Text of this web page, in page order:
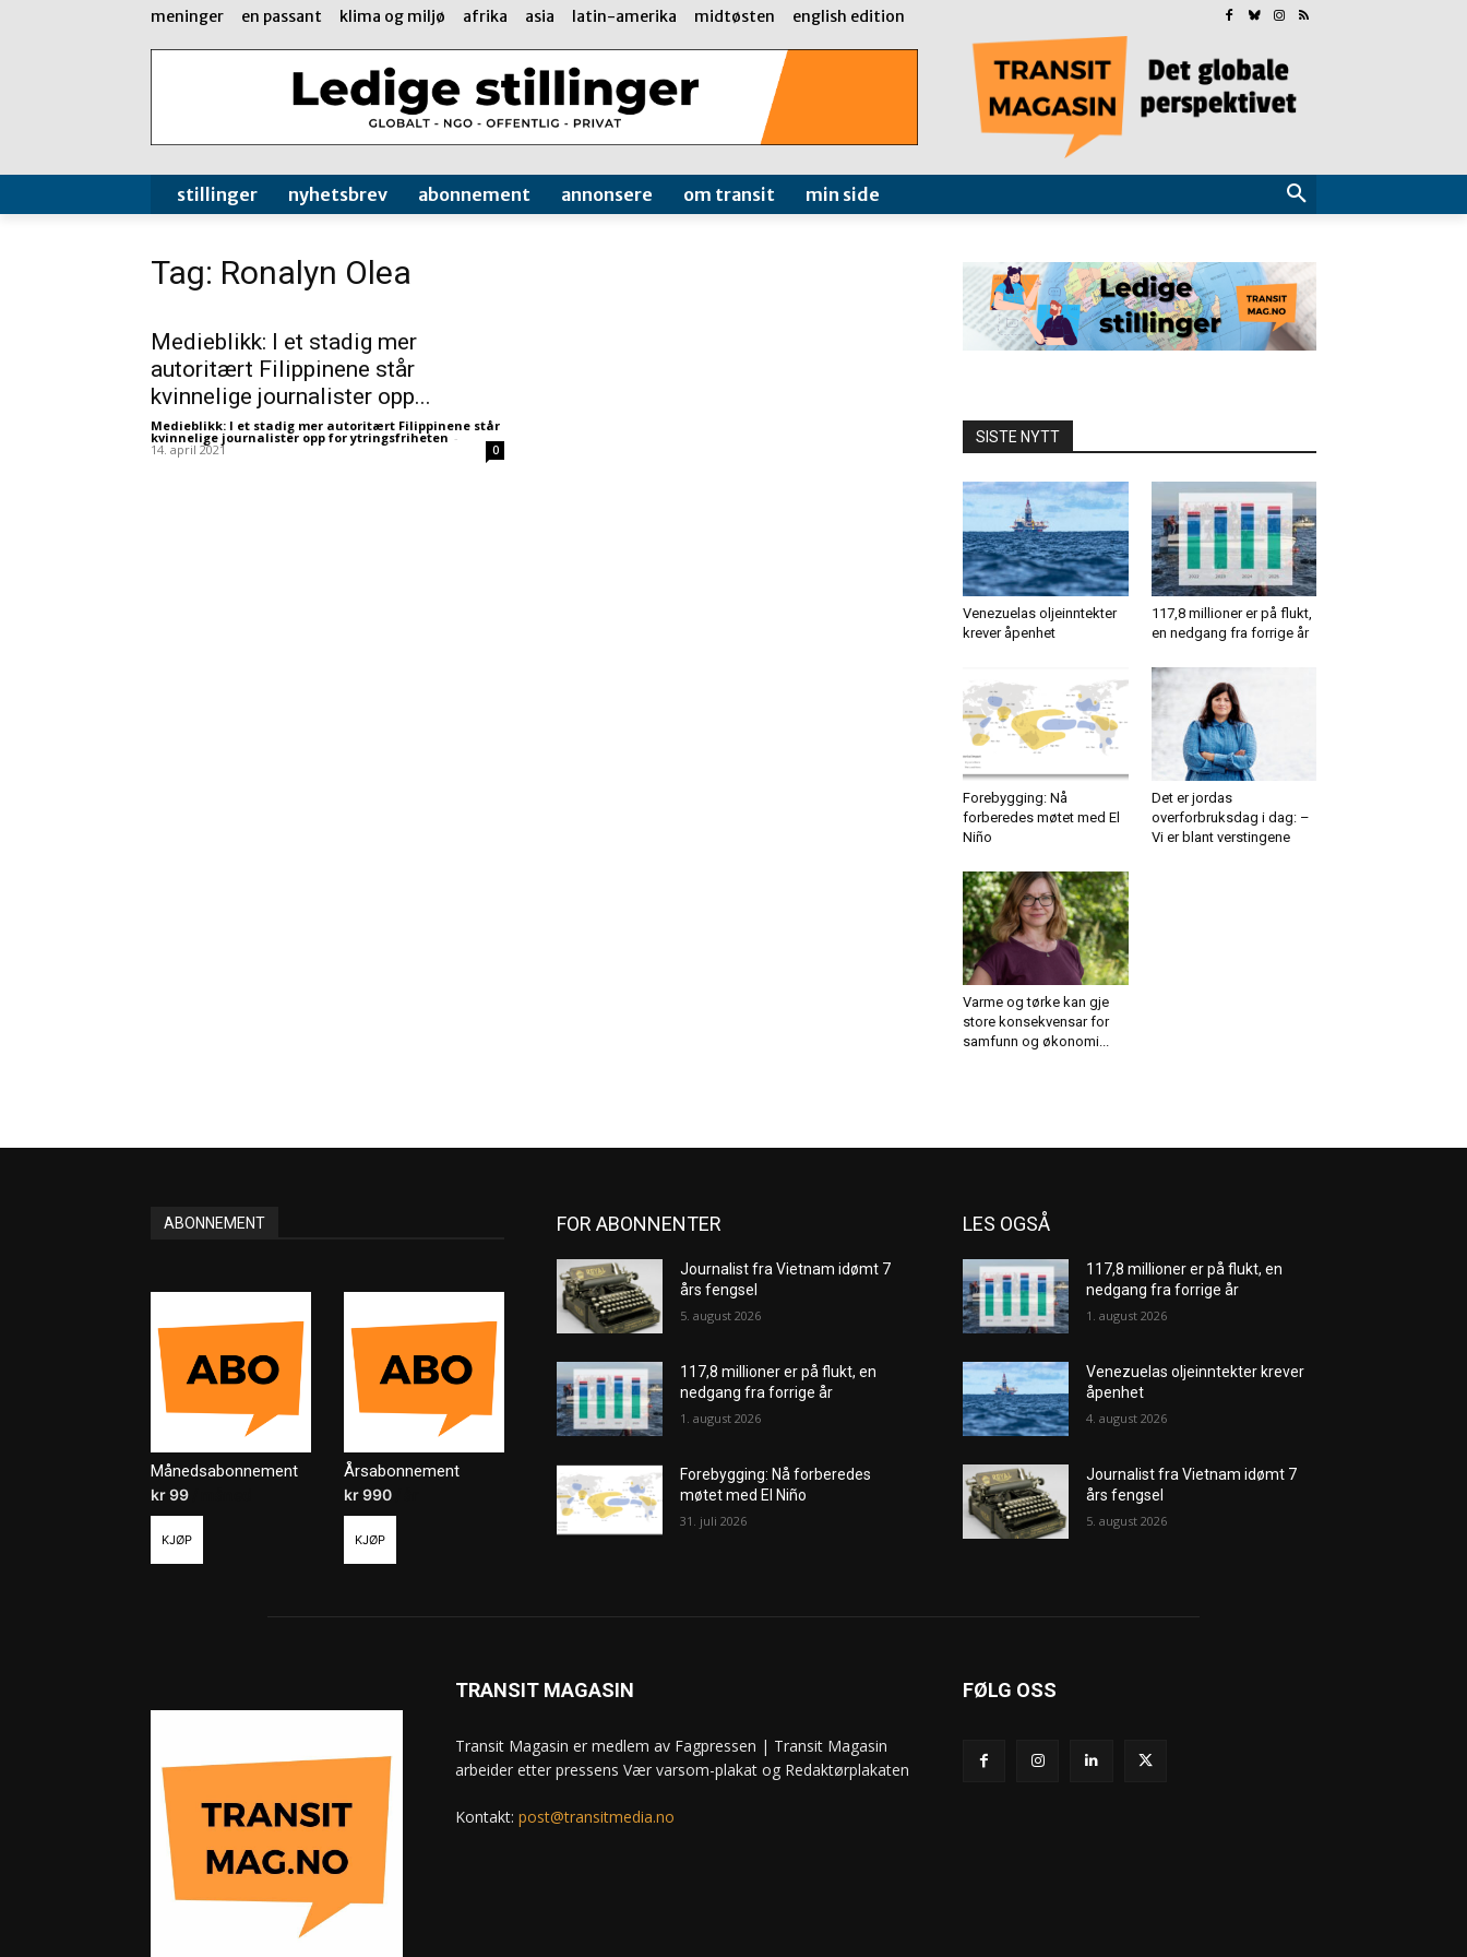
meninger en passant klima og miljø afrika asia latin-amerika midtøsten english edition
stillinger nyhetsbrev abonnement annonsere om transit min side
Tag: Ronalyn Olea
Medieblikk: I et stadig mer
autoritært Filippinene står
kvinnelige journalister opp...
Medieblikk: I et stadig mer autoritært Filippinene står
kvinnelige journalister opp for ytringsfriheten -
14. april 2021 0
SISTE NYTT
Venezuelas oljeinntekter
krever åpenhet
117,8 millioner er på flukt,
en nedgang fra forrige år
Forebygging: Nå
forberedes møtet med El
Niño
Det er jordas
overforbruksdag i dag: –
Vi er blant verstingene
Varme og tørke kan gje
store konsekvensar for
samfunn og økonomi...
ABONNEMENT
Månedsabonnement
kr99
KJØP
Årsabonnement
kr990
KJØP
FOR ABONNENTER
Journalist fra Vietnam idømt 7
års fengsel
5. august 2026
117,8 millioner er på flukt, en
nedgang fra forrige år
1. august 2026
Forebygging: Nå forberedes
møtet med El Niño
31. juli 2026
LES OGSÅ
117,8 millioner er på flukt, en
nedgang fra forrige år
1. august 2026
Venezuelas oljeinntekter krever
åpenhet
4. august 2026
Journalist fra Vietnam idømt 7
års fengsel
5. august 2026
TRANSIT MAGASIN
Transit Magasin er medlem av Fagpressen | Transit Magasin
arbeider etter pressens Vær varsom-plakat og Redaktørplakaten
Kontakt: post@transitmedia.no
FØLG OSS